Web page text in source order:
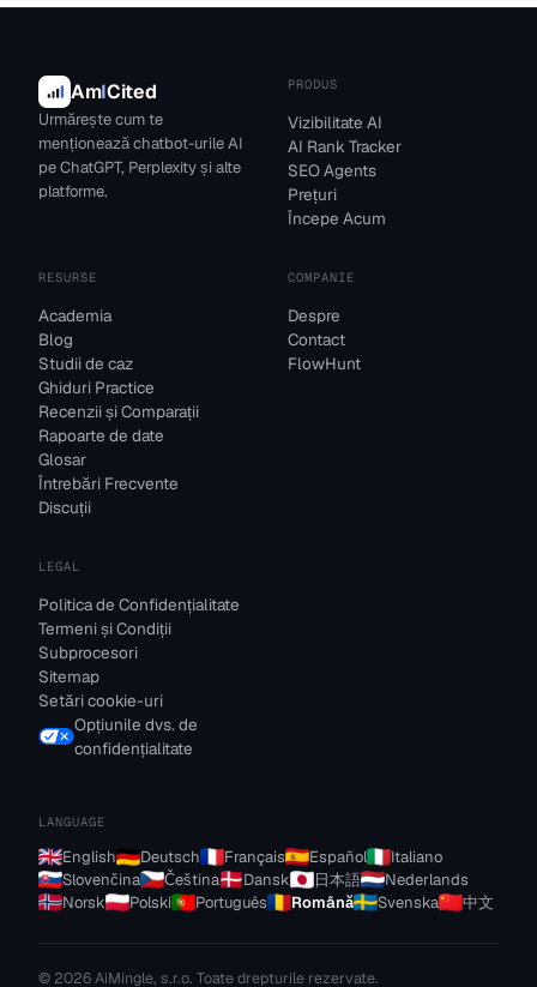
AmICited
Urmărește cum te
menționează chatbot-urile AI
pe ChatGPT, Perplexity și alte
platforme.
PRODUS
Vizibilitate AI
AI Rank Tracker
SEO Agents
Prețuri
Începe Acum
RESURSE
Academia
Blog
Studii de caz
Ghiduri Practice
Recenzii și Comparații
Rapoarte de date
Glosar
Întrebări Frecvente
Discuții
COMPANIE
Despre
Contact
FlowHunt
LEGAL
Politica de Confidențialitate
Termeni și Condiții
Subprocesori
Sitemap
Setări cookie-uri
Opțiunile dvs. de
confidențialitate
LANGUAGE
English Deutsch Français Español
Italiano
Slovenčina
Čeština Dansk 日本語
Nederlands
Norsk
Polski Português Română Svenska 中文
© 2026 AiMingle, s.r.o. Toate drepturile rezervate.